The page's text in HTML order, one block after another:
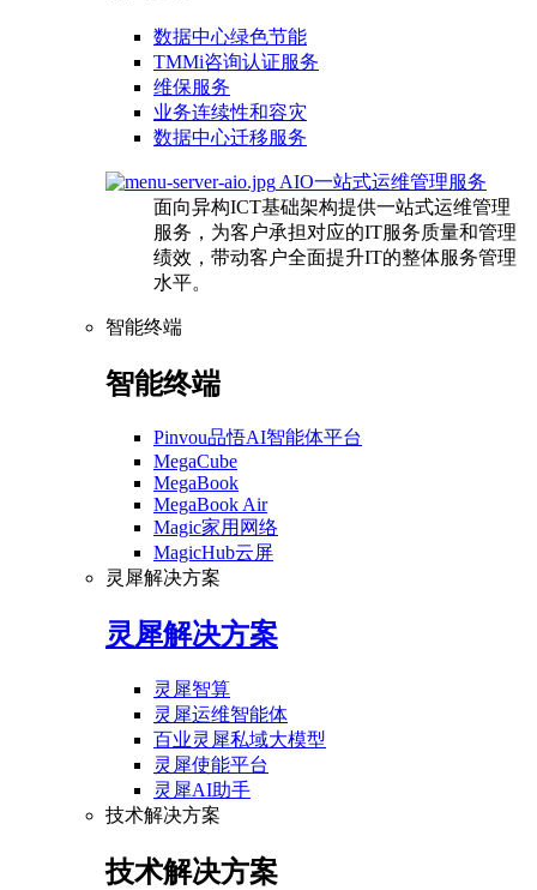
数据中心绿色节能
TMMi咨询认证服务
维保服务
业务连续性和容灾
数据中心迁移服务
AIO一站式运维管理服务
面向异构ICT基础架构提供一站式运维管理
服务，为客户承担对应的IT服务质量和管理
绩效，带动客户全面提升IT的整体服务管理
水平。
智能终端
智能终端
Pinvou品悟AI智能体平台
MegaCube
MegaBook
MegaBook Air
Magic家用网络
MagicHub云屏
灵犀解决方案
灵犀解决方案
灵犀智算
灵犀运维智能体
百业灵犀私域大模型
灵犀使能平台
灵犀AI助手
技术解决方案
技术解决方案